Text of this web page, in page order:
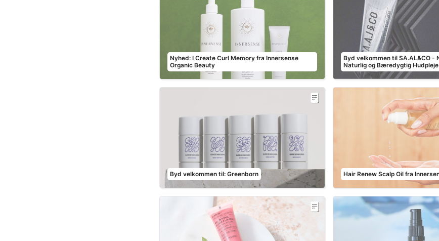
Nyhed: I Create Curl Memory fra Innersense
Organic Beauty
Byd velkommen til SA.AL&CO -
Naturlig og Bæredygtig
Byd velkommen til: Greenborn Hair Renew Scalp Oil fra